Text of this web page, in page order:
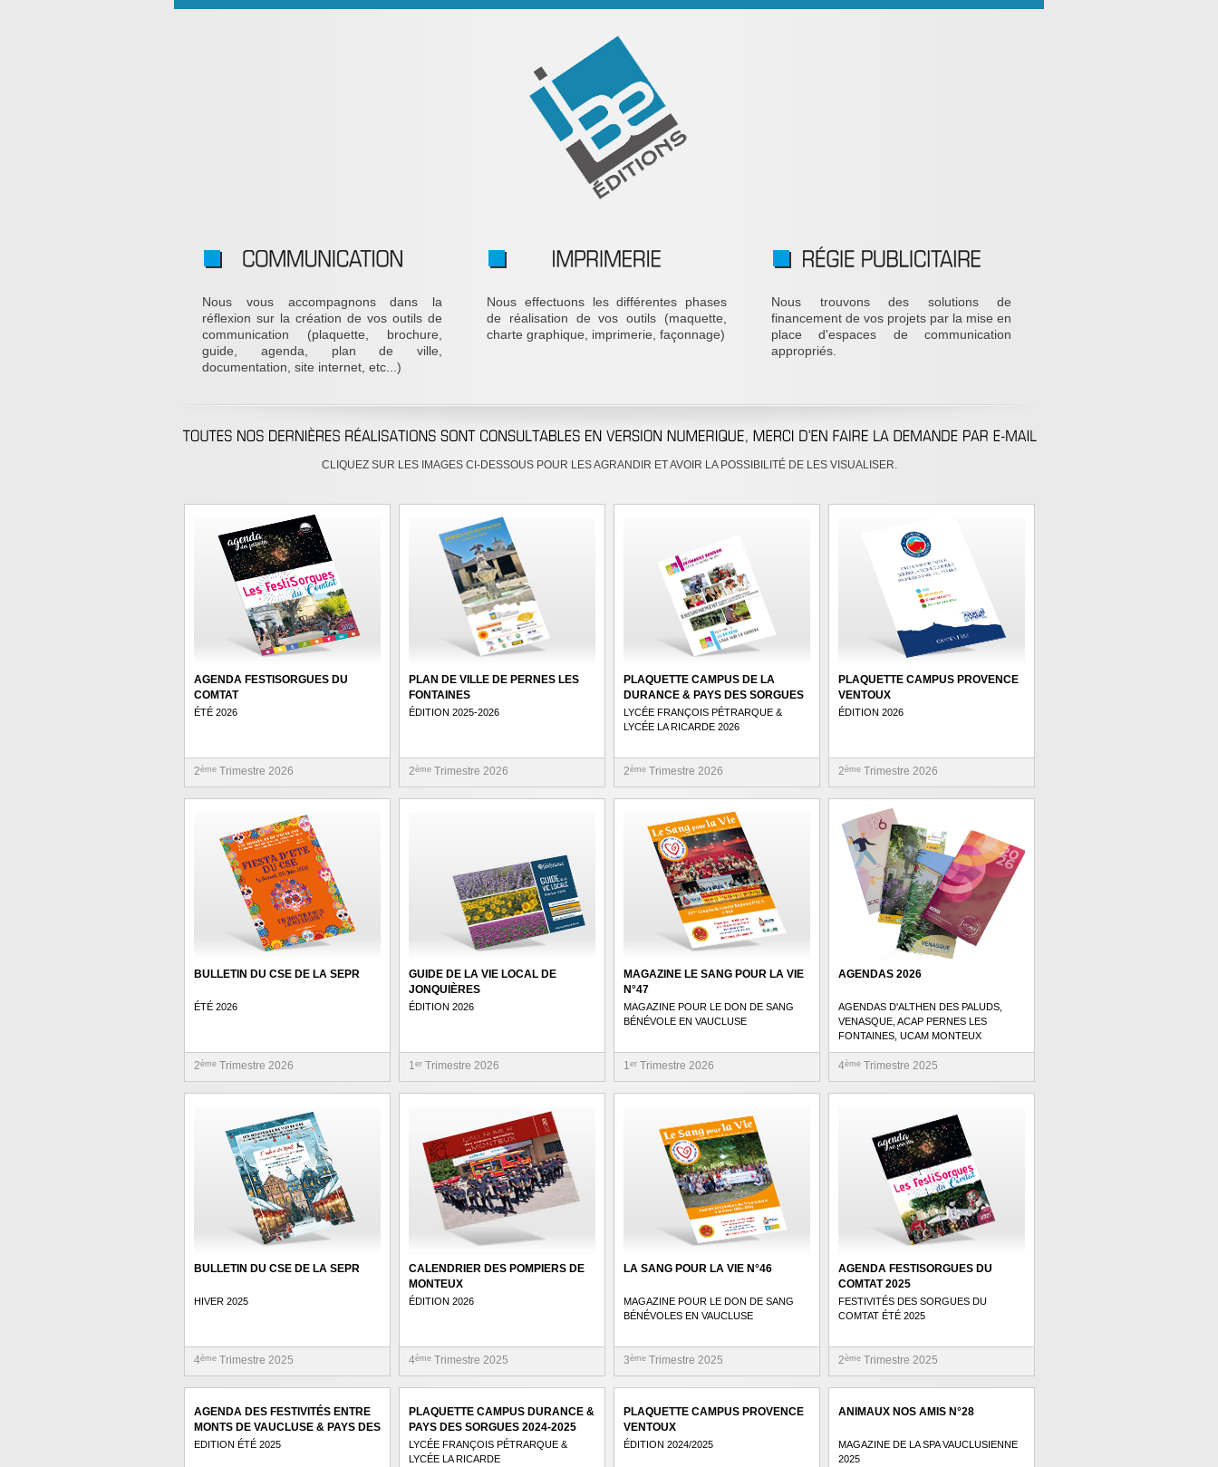
Nous vous accompagnons dans la
réflexion sur la création de vos outils de
communication (plaquette, brochure,
guide, agenda, plan de ville,
documentation, site internet, etc...)
Nous effectuons les différentes phases
de réalisation de vos outils (maquette,
charte graphique, imprimerie, façonnage)
Nous trouvons des solutions de
financement de vos projets par la mise en
place d'espaces de communication
appropriés.
CLIQUEZ SUR LES IMAGES CI-DESSOUS POUR LES AGRANDIR ET AVOIR LA POSSIBILITÉ DE LES VISUALISER.
AGENDA FESTISORGUES DU
COMTAT
ÉTÉ 2026
2èmeTrimestre 2026
PLAN DE VILLE DE PERNES LES
FONTAINES
ÉDITION 2025-2026
2èmeTrimestre 2026
PLAQUETTE CAMPUS DE LA
DURANCE & PAYS DES SORGUES
LYCÉE FRANÇOIS PÉTRARQUE &
LYCÉE LA RICARDE 2026
2èmeTrimestre 2026
PLAQUETTE CAMPUS PROVENCE
VENTOUX
ÉDITION 2026
2èmeTrimestre 2026
BULLETIN DU CSE DE LA SEPR
ÉTÉ 2026
2èmeTrimestre 2026
GUIDE DE LA VIE LOCAL DE
JONQUIÈRES
ÉDITION 2026
1erTrimestre 2026
MAGAZINE LE SANG POUR LA VIE
N°47
MAGAZINE POUR LE DON DE SANG
BÉNÉVOLE EN VAUCLUSE
1erTrimestre 2026
AGENDAS 2026
AGENDAS D'ALTHEN DES PALUDS,
VENASQUE, ACAP PERNES LES
FONTAINES, UCAM MONTEUX
4èmeTrimestre 2025
BULLETIN DU CSE DE LA SEPR
HIVER 2025
4èmeTrimestre 2025
CALENDRIER DES POMPIERS DE
MONTEUX
ÉDITION 2026
4èmeTrimestre 2025
LA SANG POUR LA VIE N°46
MAGAZINE POUR LE DON DE SANG
BÉNÉVOLES EN VAUCLUSE
3èmeTrimestre 2025
AGENDA FESTISORGUES DU
COMTAT 2025
FESTIVITÉS DES SORGUES DU
COMTAT ÉTÉ 2025
2èmeTrimestre 2025
AGENDA DES FESTIVITÉS ENTRE
MONTS DE VAUCLUSE & PAYS DES
SORGUES
EDITION ÉTÉ 2025
PLAQUETTE CAMPUS DURANCE &
PAYS DES SORGUES 2024-2025
LYCÉE FRANÇOIS PÉTRARQUE &
LYCÉE LA RICARDE
PLAQUETTE CAMPUS PROVENCE
VENTOUX
ÉDITION 2024/2025
ANIMAUX NOS AMIS N°28
MAGAZINE DE LA SPA VAUCLUSIENNE
2025